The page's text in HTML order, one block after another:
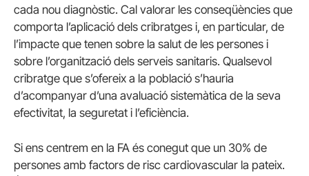
cada nou diagnòstic. Cal valorar les conseqüències que
comporta l’aplicació dels cribratges i, en particular, de
l’impacte que tenen sobre la salut de les persones i
sobre l’organització dels serveis sanitaris. Qualsevol
cribratge que s’ofereix a la població s’hauria
d’acompanyar d’una avaluació sistemàtica de la seva
efectivitat, la seguretat i l’eficiència.
Si ens centrem en la FA és conegut que un 30% de
persones amb factors de risc cardiovascular la pateix.